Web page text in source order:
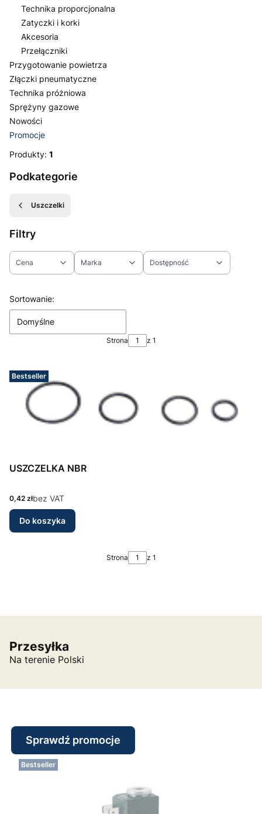
Technika proporcjonalna
Zatyczki i korki
Akcesoria
Przełączniki
Przygotowanie powietrza
Złączki pneumatyczne
Technika próżniowa
Sprężyny gazowe
Nowości
Promocje
Koniec menu
Produkty: 1
Podkategorie
Uszczelki
Filtry
Cena Marka Dostępność
Lista produktów
Sortowanie:
Domyślne
Strona z 1
Bestseller
USZCZELKA NBR
Cena
0,42 złbez VAT
Do koszyka
Strona z 1
Przesyłka
Na terenie Polski
Sprawdź promocje
Bestseller